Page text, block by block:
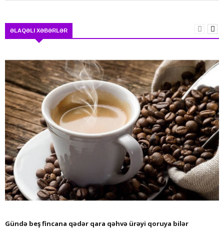
ƏLAQƏLI XƏBƏRLƏR
Gündə beş fincana qədər qara qəhvə ürəyi qoruya bilər